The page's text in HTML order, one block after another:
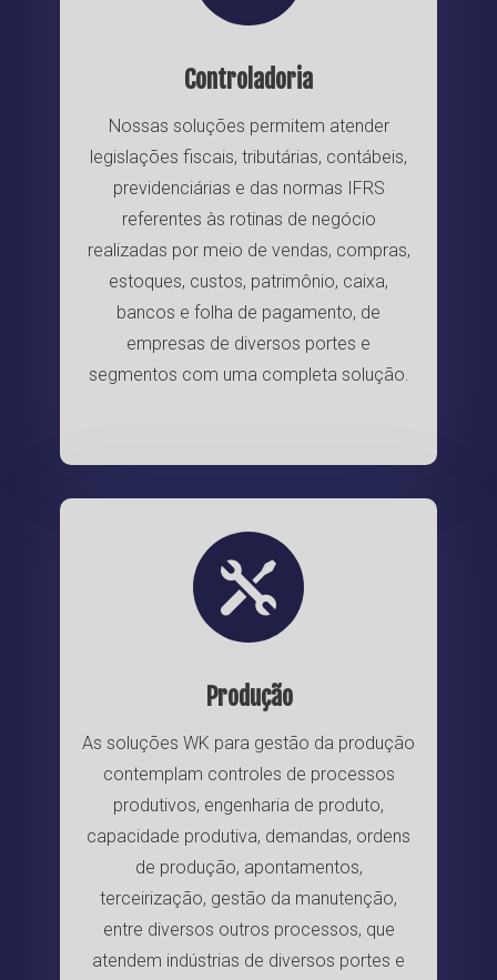
Controladoria
Nossas soluções permitem atender
legislações fiscais, tributárias, contábeis,
previdenciárias e das normas IFRS
referentes às rotinas de negócio
realizadas por meio de vendas, compras,
estoques, custos, patrimônio, caixa,
bancos e folha de pagamento, de
empresas de diversos portes e
segmentos com uma completa solução.

Produção
As soluções WK para gestão da produção
contemplam controles de processos
produtivos, engenharia de produto,
capacidade produtiva, demandas, ordens
de produção, apontamentos,
terceirização, gestão da manutenção,
entre diversos outros processos, que
atendem indústrias de diversos portes e